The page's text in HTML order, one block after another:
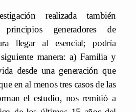
realizada también
generadores de
llegar al esencial; podría
manera: a) Familia y
desde una generación que
en al menos tres casos de las
el estudio, nos remitió a